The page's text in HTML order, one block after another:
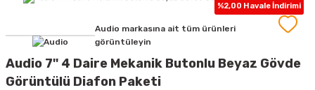
%2,00 Havale İndirimi
Audio markasına ait tüm ürünleri
görüntüleyin
Audio 7'' 4 Daire Mekanik Butonlu Beyaz Gövde
Görüntülü Diafon Paketi